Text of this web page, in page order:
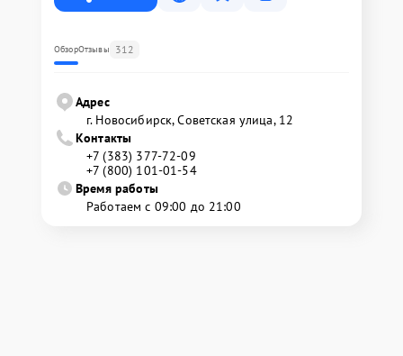
ОбзорОтзывы 312
Адрес
г. Новосибирск, Советская улица, 12
Контакты
+7 (383) 377-72-09
+7 (800) 101-01-54
Время работы
Работаем с 09:00 до 21:00